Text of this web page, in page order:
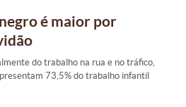
é maior por
do trabalho na rua e no tráfico,
73,5% do trabalho infantil